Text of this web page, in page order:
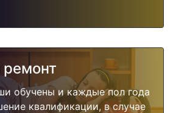
ремонт
обучены и каждые пол года
квалификации, в случае